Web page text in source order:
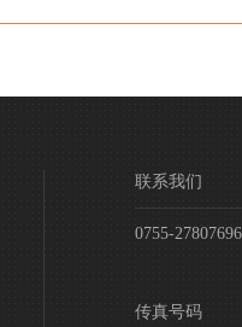
联系我们
0755-
传真号码